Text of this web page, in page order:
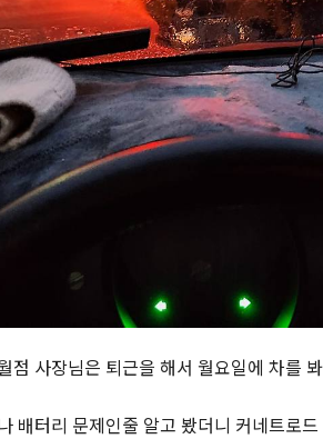
점 사장님은 퇴근을 해서 월요일에 차를
배터리 문제인줄 알고 봤더니 커네트로